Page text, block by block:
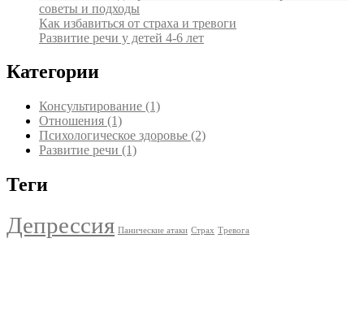
советы и подходы
Как избавиться от страха и тревоги
Развитие речи у детей 4-6 лет
Категории
Консультирование (1)
Отношения (1)
Психологическое здоровье (2)
Развитие речи (1)
Теги
Депрессия Панические атаки Страх Тревога